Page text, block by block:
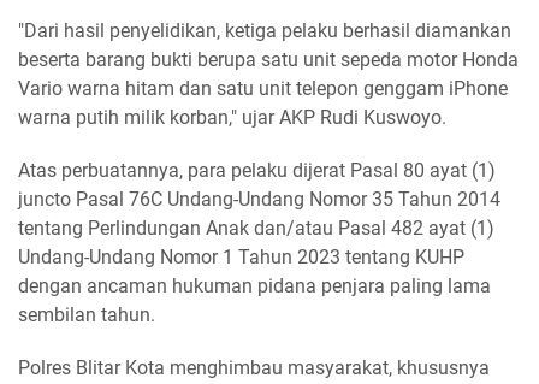
"Dari hasil penyelidikan, ketiga pelaku berhasil diamankan
beserta barang bukti berupa satu unit sepeda motor Honda
Vario warna hitam dan satu unit telepon genggam iPhone
warna putih milik korban," ujar AKP Rudi Kuswoyo.
Atas perbuatannya, para pelaku dijerat Pasal 80 ayat (1)
juncto Pasal 76C Undang-Undang Nomor 35 Tahun 2014
tentang Perlindungan Anak dan/atau Pasal 482 ayat (1)
Undang-Undang Nomor 1 Tahun 2023 tentang KUHP
dengan ancaman hukuman pidana penjara paling lama
sembilan tahun.
Polres Blitar Kota menghimbau masyarakat, khususnya